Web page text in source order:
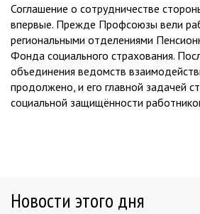
Соглашение о сотрудничестве
впервые. Прежде Профсоюзы вели
региональными отделениями
Фонда социального страхования.
объединения ведомств
продолжено, и его главной задачей
социальной защищённости
Новости этого дня